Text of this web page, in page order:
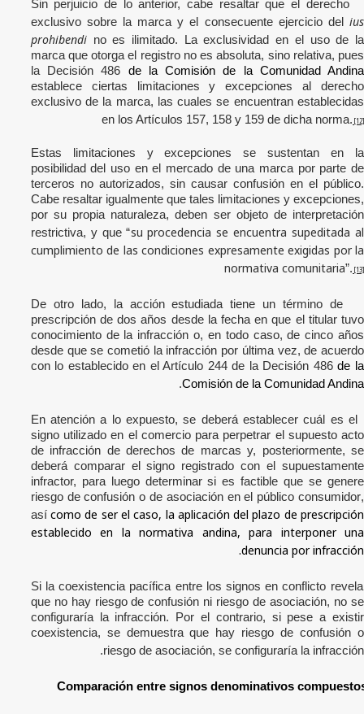
Sin perjuicio de lo anterior, cabe resaltar que el derecho
exclusivo sobre la marca y el consecuente ejercicio del ius
prohibendino es ilimitado. La exclusividad en el uso de la
marca que otorga el registro no es absoluta, sino relativa, pues
la Decisión 486 de la Comisión de la Comunidad Andina
establece ciertas limitaciones y excepciones al derecho
exclusivo de la marca, las cuales se encuentran establecidas
en los Artículos 157, 158 y 159 de dicha norma. [12]
Estas limitaciones y excepciones se sustentan en la
posibilidad del uso en el mercado de una marca por parte de
terceros no autorizados, sin causar confusión en el público.
Cabe resaltar igualmente que tales limitaciones y excepciones,
por su propia naturaleza, deben ser objeto de interpretación
restrictiva, y que “su procedencia se encuentra supeditada al
cumplimiento de las condiciones expresamente exigidas por la
normativa comunitaria”. [13]
De otro lado, la acción estudiada tiene un término de
prescripción de dos años desde la fecha en que el titular tuvo
conocimiento de la infracción o, en todo caso, de cinco años
desde que se cometió la infracción por última vez, de acuerdo
con lo establecido en el Artículo 244 de la Decisión 486de la
Comisión de la Comunidad Andina
.
En atención a lo expuesto, se deberá establecer cuál es el
signo utilizado en el comercio para perpetrar el supuesto acto
de infracción de derechos de marcas y, posteriormente, se
deberá comparar el signo registrado con el supuestamente
infractor, para luego determinar si es factible que se genere
riesgo de confusión o de asociación en el público consumidor,
asícomo de ser el caso, la aplicación del plazo de prescripción
establecido en la normativa andina, para interponer una
denuncia por infracción.
Si la coexistencia pacífica entre los signos en conflicto revela
que no hay riesgo de confusión ni riesgo de asociación, no se
configuraría la infracción. Por el contrario, si pese a existir
coexistencia, se demuestra que hay riesgo de confusión o
riesgo de asociación, se configuraría la infracción.
Comparación entre signos denominativos